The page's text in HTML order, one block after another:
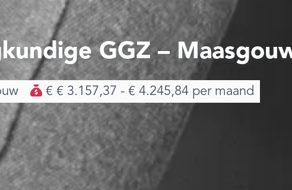
GGZ –
€ € 3.157,37 - € 4.245,84 per maand